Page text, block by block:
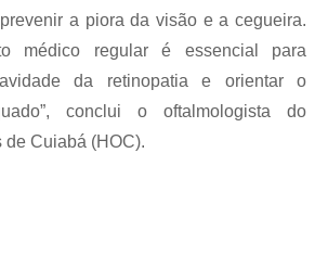
a piora da visão e a cegueira.
médico regular é essencial para
da retinopatia e orientar o
conclui o oftalmologista do
de Cuiabá (HOC).